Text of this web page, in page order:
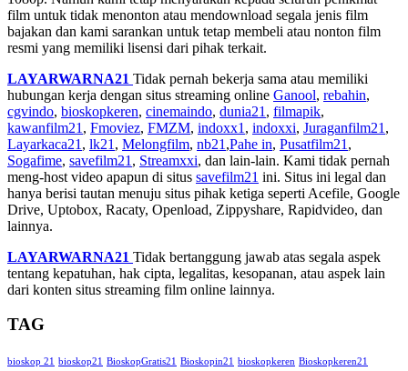
film untuk tidak menonton atau mendownload segala jenis film
bajakan dan kami sarankan untuk tetap membeli atau nonton film
resmi yang memiliki lisensi dari pihak terkait.
LAYARWARNA21 Tidak pernah bekerja sama atau memiliki
hubungan kerja dengan situs streaming online Ganool, rebahin,
cgvindo, bioskopkeren, cinemaindo, dunia21 , filmapik,
kawanfilm21 , Fmoviez, FMZM, indoxx1 , indoxxi, Juraganfilm21 ,
Layarkaca21 , lk21 , Melongfilm, nb21 ,Pahe in, Pusatfilm21 ,
Sogafime, savefilm21 , Streamxxi, dan lain-lain. Kami tidak pernah
meng-host video apapun di situs savefilm21 ini. Situs ini legal dan
hanya berisi tautan menuju situs pihak ketiga seperti Acefile, Google
Drive, Uptobox, Racaty, Openload, Zippyshare, Rapidvideo, dan
lainnya.
LAYARWARNA21 Tidak bertanggung jawab atas segala aspek
tentang kepatuhan, hak cipta, legalitas, kesopanan, atau aspek lain
dari konten situs streaming film online lainnya.
TAG
bioskop 21 bioskop21 BioskopGratis21 Bioskopin21 bioskopkeren Bioskopkeren21